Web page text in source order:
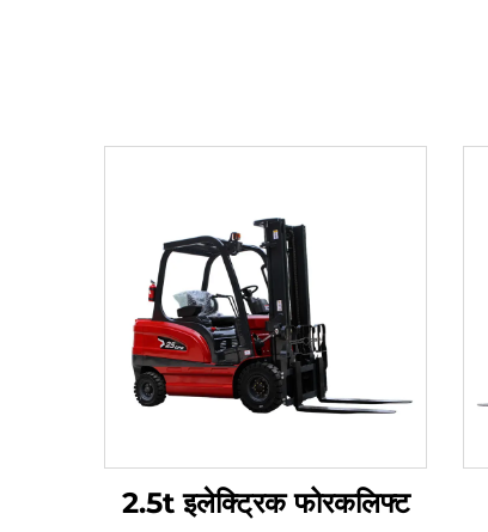
2.5t इलेक्ट्रिक फोरकलिफ्ट